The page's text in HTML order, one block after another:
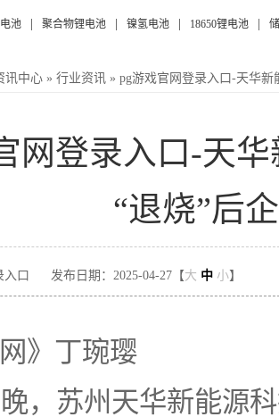
池 聚合物锂电池 镍氢电池 18650锂电池
讯中心 » 行业资讯 » pg游戏官网登录入口-天华新
网登录入口-天
“退烧”后
入口 发布日期：2025-04-27【大 中 小】
》丁琬璎
，苏州天华新能源